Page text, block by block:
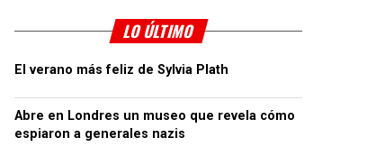
LO ÚLTIMO
El verano más feliz de Sylvia Plath
Abre en Londres un museo que revela cómo
espiaron a generales nazis